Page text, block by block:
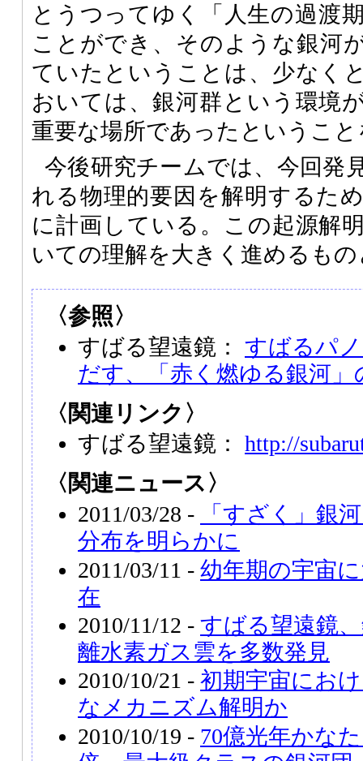
とうつってゆく「人生の過渡
ことができ、そのような銀河
ていたということは、少なく
おいては、銀河群という環境
重要な場所であったというこ
今後研究チームでは、今回発
れる物理的要因を解明するた
に計画している。この起源解
いての理解を大きく進めるも
〈参照〉
すばる望遠鏡： すばるパ
だす、「赤く燃ゆる銀河」
〈関連リンク〉
すばる望遠鏡： http://
〈関連ニュース〉
2011/03/28 -
「すざく」銀
分布を明らかに
2011/03/11 - 幼年期の宇宙
在
2010/11/12 - すばる望遠鏡
離水素ガス雲を多数発見
2010/10/21 - 初期宇宙にお
なメカニズム解明か
2010/10/19 - 70億光年かな